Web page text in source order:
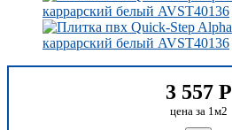
3 557 Р
цена за 1м2